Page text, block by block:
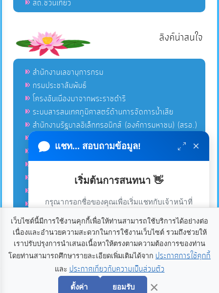
แชท... สอบถามข้อมูล! ×
เริ่มต้นการสนทนา 👋
กรุณากรอกชื่อของคุณเพื่อเริ่มแชทกับเจ้าหน้าที่
เริ่มแชท
เว็บไซต์นี้มีการใช้งานคุกกี้เพื่อให้ท่านสามารถใช้บริการได้อย่างต่อ
เนื่องและอำนวยความสะดวกในการใช้งานเว็บไซต์ รวมถึงช่วยให้
เราปรับปรุงการนำเสนอเนื้อหาให้ตรงตามความต้องการของท่าน
โดยท่านสามารถศึกษารายละเอียดเพิ่มเติมได้จาก ประกาศการใช้คุกกี้
และ ประกาศเกี่ยวกับความเป็นส่วนตัว
ตั้งค่า ยอมรับ ×
สถ.ชวนเที่ยว
ลิงค์น่าสนใจ
สำนักงานเลขานุการกรม
กรมประชาสัมพันธ์
โครงอันเนื่องมาจากพระราชดำริ
ระบบสารสนเทศภูมิศาสตร์ด้านการจัดการน้ำเสีย
สำนักงานรัฐบาลอิเล็กทรอนิกส์ (องค์การมหาชน) (สรอ.)
โครงการอนุรักษ์พันธุกรรมพืชอันเนื่องมาจากพระราชดำริ
คลังข่าวมหาไทย
คู่มือตาม พ.ร.บ.อำนวยความสดวกฯ
ฐานข้อมูลหน่วยงานภาครัฐ (INFO)
ศูนย์อำนวยการบริหารจังหวัดชายแดนภาคใต้ ศอ.บต.
ลิขสิทธิ์ © 2020-2021 องค์การบริหารส่วนตำบลแก้ง ขอสงวนไว้
ซึ่งสิทธิทั้งหมดบนเว็บไซต์นี้. องค์การบริหารส่วนตำบลแก้ง
อำเภอเดชอุดม จังหวัดอุบลราชธานี 34160. โทร 045-234021
แฟกซ์ 045-234080 อีเมลล์palad@kaeng.go.thPower by
อุบลดอทคอม
เราใช้คุกกี้เพื่อเพิ่มประสบการณ์และความพึงพอใจในการใช้
งานเว็บไซต์ หากคุณกด “ยอมรับ” หรือใช้งานเว็บไซต์ของเรา
ต่อ ถือว่าคุณยินยอมให้มีการใช้งานคุกกี้อ่านเพิ่มเติม
ยอมรับ